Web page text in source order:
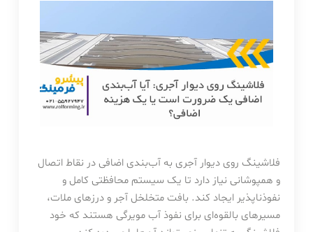
فلاشینگ روی دیوار آجری به آب‌بندی اضافی در نقاط اتصال
و همپوشانی نیاز دارد تا یک سیستم محافظتی کامل و
نفوذناپذیر ایجاد کند. بافت متخلخل آجر و درزهای ملات،
مسیرهای بالقوه‌ای برای نفوذ آب مویرگی هستند که خود